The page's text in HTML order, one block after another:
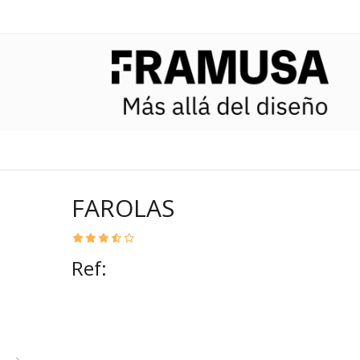
FAROLAS
Ref: